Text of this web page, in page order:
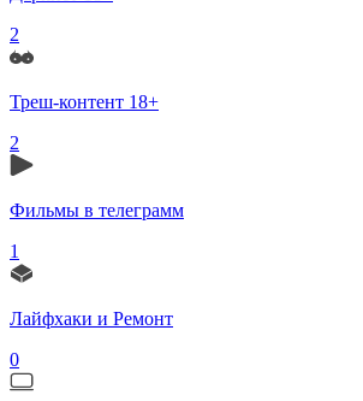
2
Треш-контент 18+
2
Фильмы в телеграмм
1
Лайфхаки и Ремонт
0